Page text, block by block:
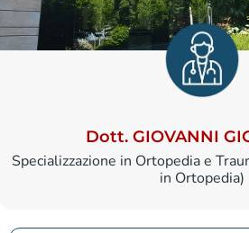
Dott. GIOVANNI
Specializzazione in Ortopedia e
in Ortopedia)